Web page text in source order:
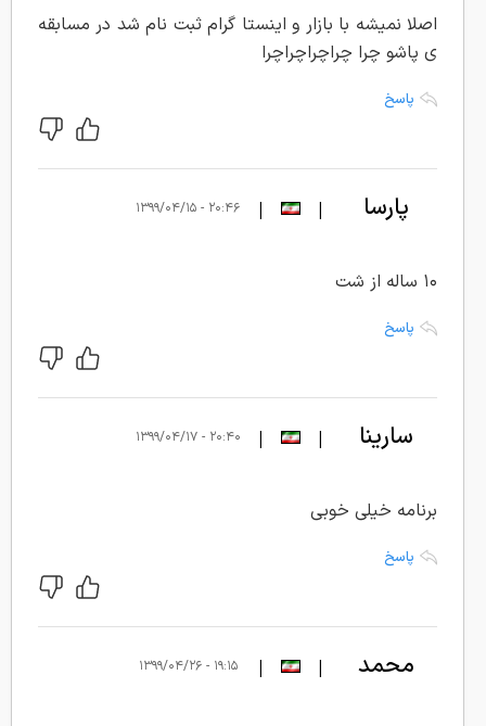
اصلا نمیشه با بازار و اینستا گرام ثبت نام شد در مسابقه
ی پاشو چرا چراچراچراچرا
پاسخ
پارسا |
| ۲۰:۴۶ - ۱۳۹۹/۰۴/۱۵
۱۰ ساله از شت
پاسخ
سارینا |
| ۲۰:۴۰ - ۱۳۹۹/۰۴/۱۷
برنامه خیلی خوبی
پاسخ
محمد |
| ۱۹:۱۵ - ۱۳۹۹/۰۴/۲۶